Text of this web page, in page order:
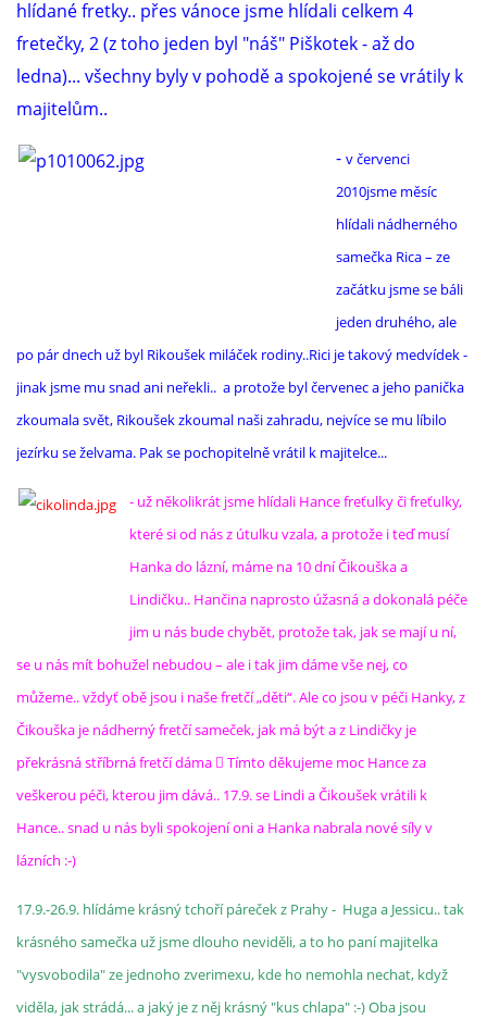
hlídané fretky.. přes vánoce jsme hlídali celkem 4
fretečky, 2 (z toho jeden byl "náš" Piškotek - až do
ledna)... všechny byly v pohodě a spokojené se vrátily k
majitelům..
- v červenci
2010jsme měsíc
hlídali nádherného
samečka Rica – ze
začátku jsme se báli
jeden druhého, ale
po pár dnech už byl Rikoušek miláček rodiny..Rici je takový medvídek -
jinak jsme mu snad ani neřekli.. a protože byl červenec a jeho panička
zkoumala svět, Rikoušek zkoumal naši zahradu, nejvíce se mu líbilo
jezírku se želvama. Pak se pochopitelně vrátil k majitelce...
- už několikrát jsme hlídali Hance freťulky či freťulky,
které si od nás z útulku vzala, a protože i teď musí
Hanka do lázní, máme na 10 dní Čikouška a
Lindičku.. Hančina naprosto úžasná a dokonalá péče
jim u nás bude chybět, protože tak, jak se mají u ní,
se u nás mít bohužel nebudou – ale i tak jim dáme vše nej, co
můžeme.. vždyť obě jsou i naše fretčí „děti“. Ale co jsou v péči Hanky, z
Čikouška je nádherný fretčí sameček, jak má být a z Lindičky je
překrásná stříbrná fretčí dáma  Tímto děkujeme moc Hance za
veškerou péči, kterou jim dává.. 17.9. se Lindi a Čikoušek vrátili k
Hance.. snad u nás byli spokojení oni a Hanka nabrala nové síly v
lázních :-)
17.9.-26.9. hlídáme krásný tchoří páreček z Prahy - Huga a Jessicu.. tak
krásného samečka už jsme dlouho neviděli, a to ho paní majitelka
"vysvobodila" ze jednoho zverimexu, kde ho nemohla nechat, když
viděla, jak strádá... a jaký je z něj krásný "kus chlapa" :-) Oba jsou